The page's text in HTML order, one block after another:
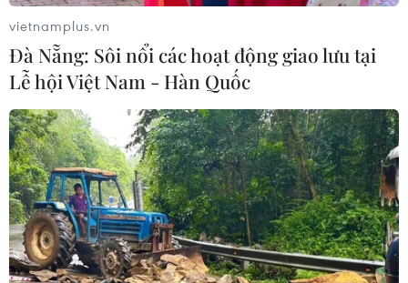
Mỹ gửi gắm thông điệp tới Triều Tiên qua
Tổng thống Hàn Quốc
21/04/2019 03:27
Nguồn tin ngoại giao Hàn Quốc cho biết Tổng thống
Hàn Quốc Moon Jae-in có một thông điệp mà Tổng
vietnamplus.vn
Đà Nẵng: Sôi nổi các hoạt động giao lưu tại
Lễ hội Việt Nam - Hàn Quốc